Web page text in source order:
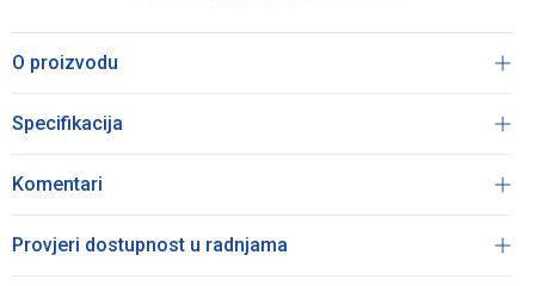
O proizvodu
Specifikacija
Komentari
Provjeri dostupnost u radnjama